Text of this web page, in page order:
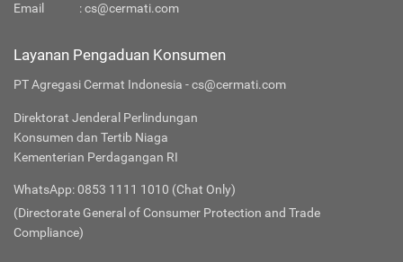
Email
:cs@cermati.com
Layanan Pengaduan Konsumen
PT Agregasi Cermat Indonesia - cs@cermati.com
Direktorat Jenderal Perlindungan
Konsumen dan Tertib Niaga
Kementerian Perdagangan RI
WhatsApp: 0853 1111 1010 (Chat Only)
(Directorate General of Consumer Protection and Trade
Compliance)